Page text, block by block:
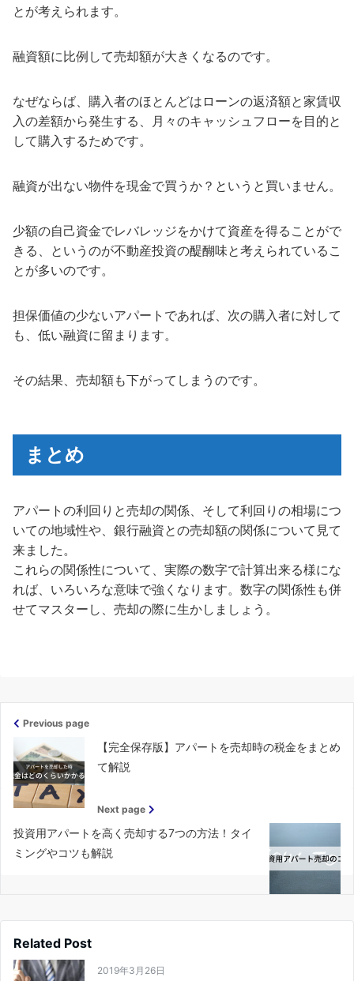
とが考えられます。
融資額に比例して売却額が大きくなるのです。
なぜならば、購入者のほとんどはローンの返済額と家賃収
入の差額から発生する、月々のキャッシュフローを目的と
して購入するためです。
融資が出ない物件を現金で買うか？というと買いません。
少額の自己資金でレバレッジをかけて資産を得ることがで
きる、というのが不動産投資の醍醐味と考えられているこ
とが多いのです。
担保価値の少ないアパートであれば、次の購入者に対して
も、低い融資に留まります。
その結果、売却額も下がってしまうのです。
まとめ
アパートの利回りと売却の関係、そして利回りの相場につ
いての地域性や、銀行融資との売却額の関係について見て
来ました。
これらの関係性について、実際の数字で計算出来る様にな
れば、いろいろな意味で強くなります。数字の関係性も併
せてマスターし、売却の際に生かしましょう。
Previous page
【完全保存版】アパートを売却時の税金をまとめ
て解説
Next page
投資用アパートを高く売却する7つの方法！タイ
ミングやコツも解説
Related Post
2019年3月26日